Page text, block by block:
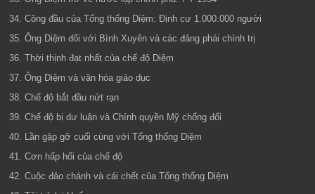
34. Công đầu của Tổng thống Diệm: Định cư 1.000.000 người
35. Ông Diệm đối với Bình Xuyên và các đảng phái chính trị
36. Thời thịnh đạt nhất của chế độ Diệm
37. Ông Diệm và văn hóa giáo dục
38. Chế độ bắt đầu nứt rạn
39. Chế độ bị dư luận và Chính quyền Mỹ chống đối
40. Lần gặp gỡ cuối cùng với Tổng thống Diệm
41. Cơn hấp hối của chế độ
42. Cuộc đảo chánh và cái chết của Tổng thống Diệm